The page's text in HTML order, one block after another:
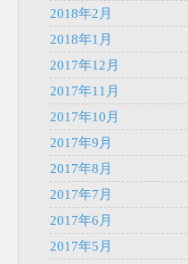
2018年2月
2018年1月
2017年12月
2017年11月
2017年10月
2017年9月
2017年8月
2017年7月
2017年6月
2017年5月